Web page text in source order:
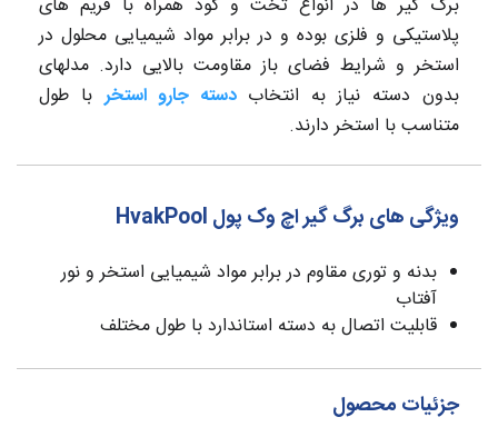
برگ گیر ها در انواع تخت و گود همراه با فریم های
پلاستیکی و فلزی بوده و در برابر مواد شیمیایی محلول در
استخر و شرایط فضای باز مقاومت بالایی دارد. مدلهای
بدون دسته نیاز به انتخاب دسته جارو استخربا طول
متناسب با استخر دارند.
ویژگی های برگ گیر اچ وک پول HvakPool
بدنه و توری مقاوم در برابر مواد شیمیایی استخر و نور
آفتاب
قابلیت اتصال به دسته استاندارد با طول مختلف
جزئیات محصول